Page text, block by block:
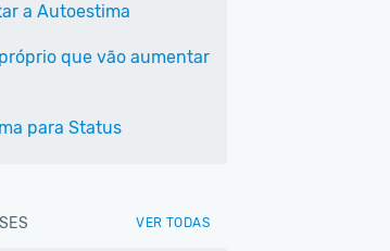
a Autoestima
que vão aumentar
para Status
VER TODAS